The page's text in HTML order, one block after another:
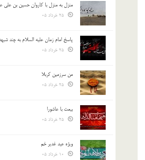
منزل به منزل با کاروان حسین بن علی
پاسخ امام زمان علیه السلام به چند
من سرزمین کربلا
بیعت با عاشورا
ویژه عید غدیر خم